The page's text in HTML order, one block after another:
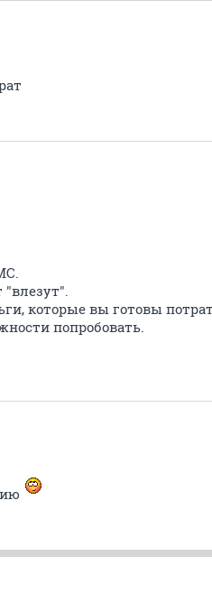
которые вы готовы
попробовать.